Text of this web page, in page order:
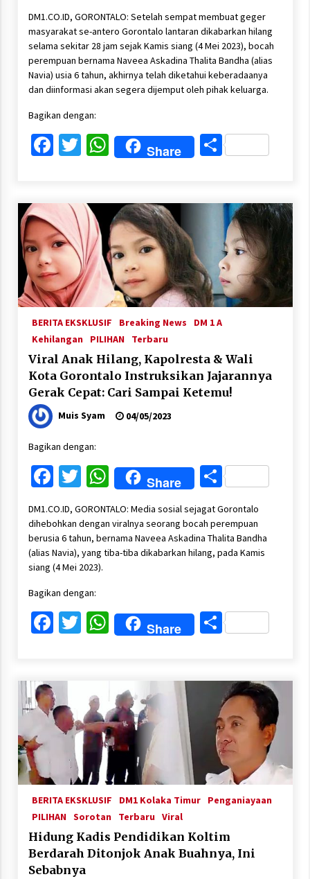
DM1.CO.ID, GORONTALO: Setelah sempat membuat geger
masyarakat se-antero Gorontalo lantaran dikabarkan hilang
selama sekitar 28 jam sejak Kamis siang (4 Mei 2023), bocah
perempuan bernama Naveea Askadina Thalita Bandha (alias
Navia) usia 6 tahun, akhirnya telah diketahui keberadaanya
dan diinformasi akan segera dijemput oleh pihak keluarga.
Bagikan dengan:
Facebook
Twitter
WhatsApp
Share Share
BERITA EKSKLUSIF Breaking News
DM 1 A
Kehilangan
PILIHAN Terbaru
Viral Anak Hilang, Kapolresta & Wali
Kota Gorontalo Instruksikan Jajarannya
Gerak Cepat: Cari Sampai Ketemu!
Muis Syam 04/05/2023
Bagikan dengan:
Facebook
Twitter
WhatsApp
Share Share
DM1.CO.ID, GORONTALO: Media sosial sejagat Gorontalo
dihebohkan dengan viralnya seorang bocah perempuan
berusia 6 tahun, bernama Naveea Askadina Thalita Bandha
(alias Navia), yang tiba-tiba dikabarkan hilang, pada Kamis
siang (4 Mei 2023).
Bagikan dengan:
Facebook
Twitter
WhatsApp
Share Share
BERITA EKSKLUSIF DM1 Kolaka Timur
Penganiayaan
PILIHAN Sorotan Terbaru Viral
Hidung Kadis Pendidikan Koltim
Berdarah Ditonjok Anak Buahnya, Ini
Sebabnya